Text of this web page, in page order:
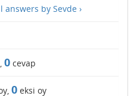
answers by Sevde ›
0 cevap
0 eksi oy